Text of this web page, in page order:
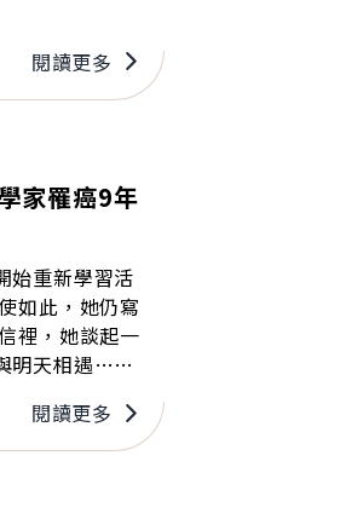
閱讀更多
家罹癌9年
始重新學習活
明天相遇……
閱讀更多